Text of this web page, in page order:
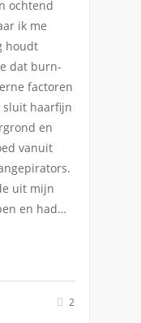
ochtend
ik me
houdt
dat burn-
factoren
haarfijn
en
vanuit
uit mijn
en had…
2